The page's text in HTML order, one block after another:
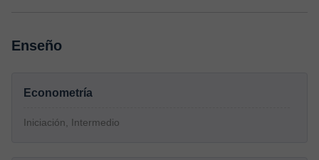
Enseño
Econometría
Iniciación, Intermedio